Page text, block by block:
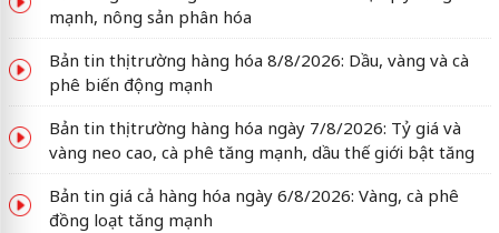
mạnh, nông sản phân hóa
Bản tin thị trường hàng hóa 8/8/2026: Dầu, vàng và cà
phê biến động mạnh
Bản tin thị trường hàng hóa ngày 7/8/2026: Tỷ giá và
vàng neo cao, cà phê tăng mạnh, dầu thế giới bật tăng
Bản tin giá cả hàng hóa ngày 6/8/2026: Vàng, cà phê
đồng loạt tăng mạnh